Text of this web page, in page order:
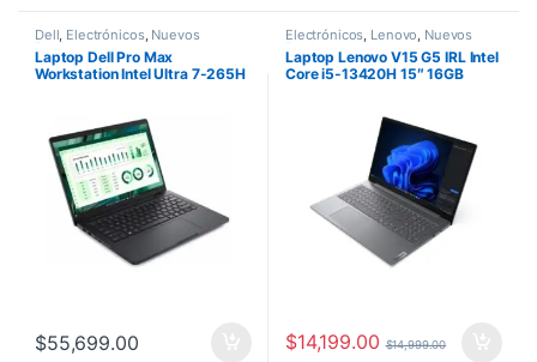
Dell, Electrónicos, Nuevos
Productos
Laptop Dell Pro Max
Workstation Intel Ultra 7-265H
$55,699.00
Electrónicos, Lenovo, Nuevos
Productos
Laptop Lenovo V15 G5 IRL Intel
Core i5-13420H 15″ 16GB
$14,199.00 $14,999.00